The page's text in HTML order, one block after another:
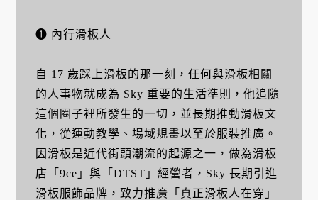
❶ 內行滑板人
自 17 歲踩上滑板的那一刻，任何與滑板相關
的人事物就成為 Sky 重要的生活準則，他追隨
這個圈子裡所發生的一切，並長期推動滑板文
化，從運動教學、場域規畫以至於服裝推廣。
因滑板是近代街頭潮流的起源之一，做為滑板
店「9ce」與「DTST」經營者，Sky 長期引進
滑板服飾品牌，致力推廣「真正滑板人在穿」